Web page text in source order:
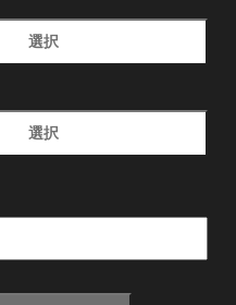
選択
選択